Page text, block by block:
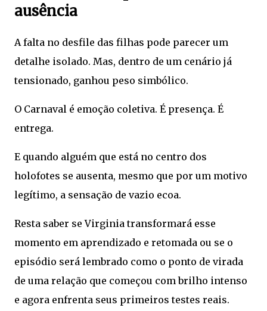
ausência
A falta no desfile das filhas pode parecer um
detalhe isolado. Mas, dentro de um cenário já
tensionado, ganhou peso simbólico.
O Carnaval é emoção coletiva. É presença. É
entrega.
E quando alguém que está no centro dos
holofotes se ausenta, mesmo que por um motivo
legítimo, a sensação de vazio ecoa.
Resta saber se Virginia transformará esse
momento em aprendizado e retomada ou se o
episódio será lembrado como o ponto de virada
de uma relação que começou com brilho intenso
e agora enfrenta seus primeiros testes reais.